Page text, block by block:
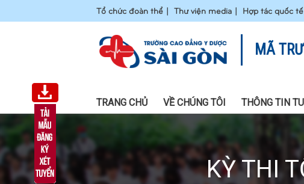
Tổ chức đoàn thể Thư viện media Hợp tác quốc tế
MÃ
TRANG CHỦ VỀ CHÚNG TÔI THÔNG TIN
KỲ THI